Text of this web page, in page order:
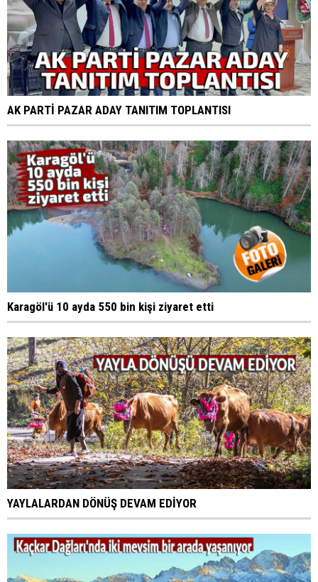
AK PARTİ PAZAR ADAY TANITIM TOPLANTISI
Karagöl'ü 10 ayda 550 bin kişi ziyaret etti
YAYLALARDAN DÖNÜŞ DEVAM EDİYOR